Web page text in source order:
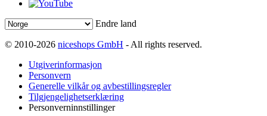
Endre land
© 2010-2026 niceshops GmbH - All rights reserved.
Utgiverinformasjon
Personvern
Generelle vilkår og avbestillingsregler
Tilgjengelighetserklæring
Personverninnstillinger